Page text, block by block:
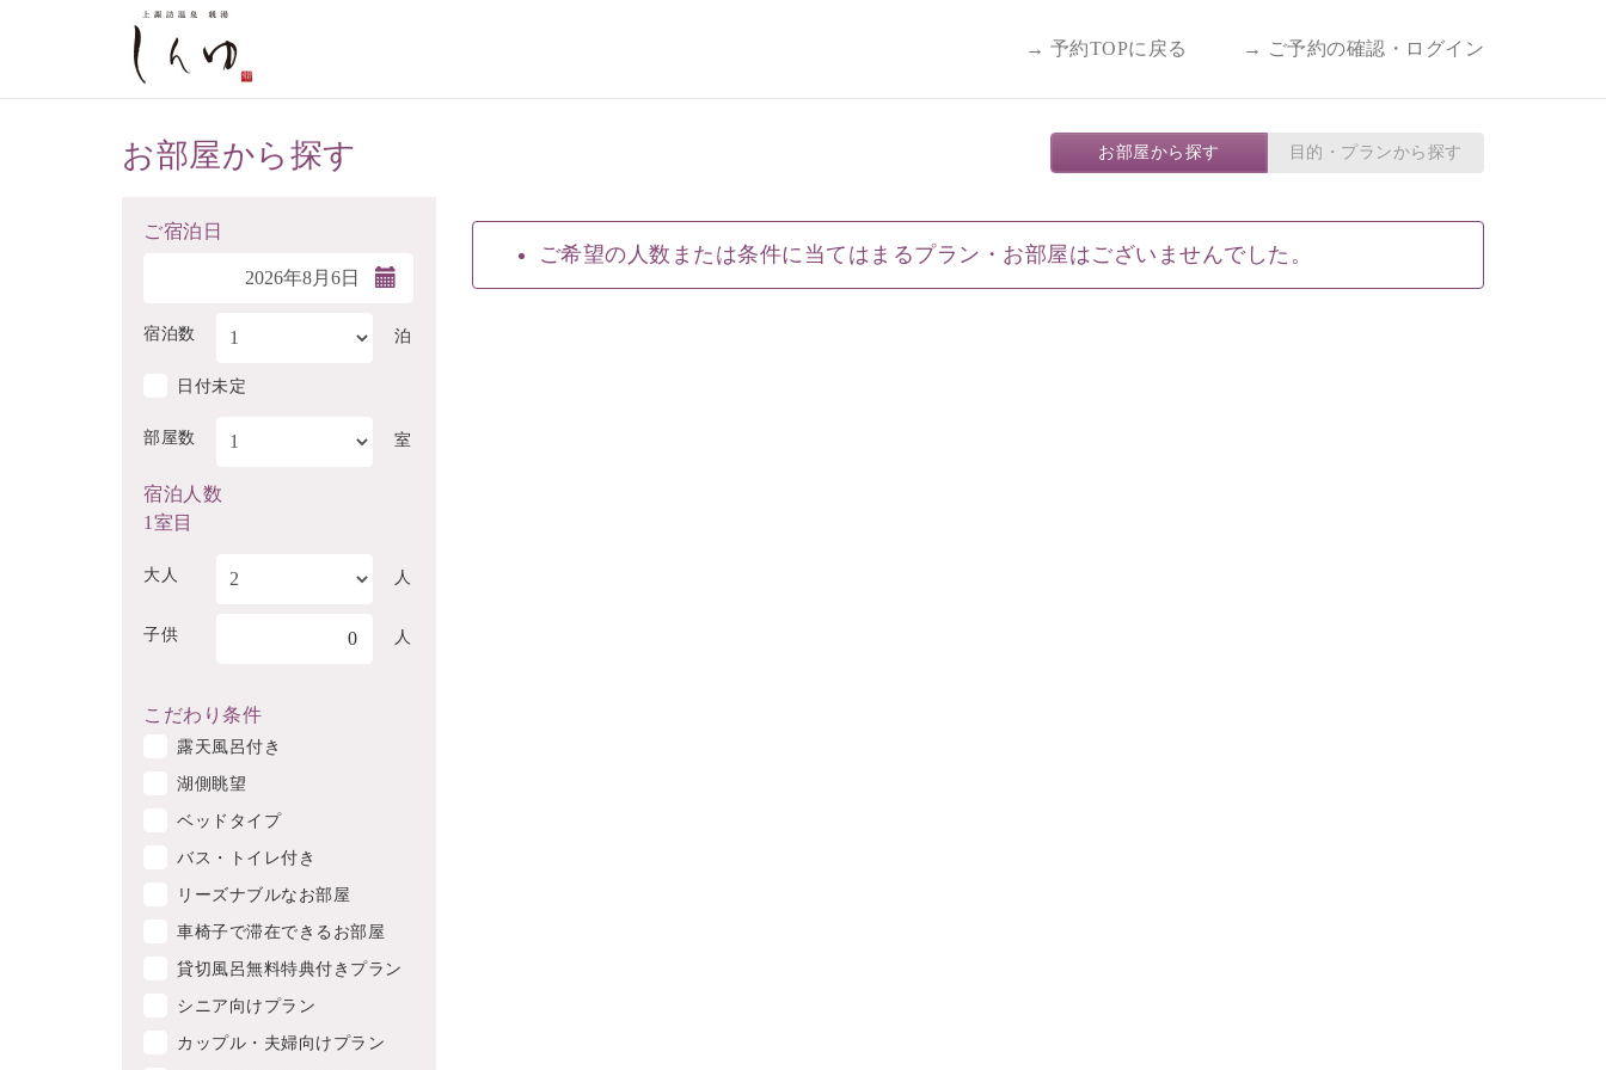
→ 予約TOPに戻る → ご予約の確認・ログイン
お部屋から探す お部屋から探す 目的・プランから探す
ご宿泊日
宿泊数 泊
日付未定
部屋数 室
宿泊人数
1室目
大人 人
子供 0 人
こだわり条件
露天風呂付き
湖側眺望
ベッドタイプ
バス・トイレ付き
リーズナブルなお部屋
車椅子で滞在できるお部屋
貸切風呂無料特典付きプラン
シニア向けプラン
カップル・夫婦向けプラン
ご希望の人数または条件に当てはまるプラン・お部屋はございませんでした。